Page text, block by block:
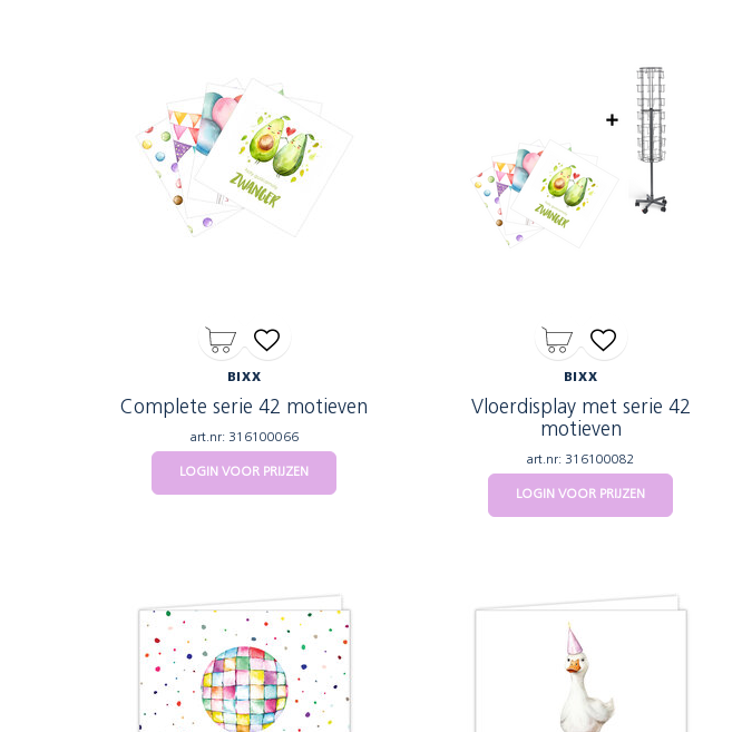
BIXX
Complete serie 42 motieven
art.nr: 316100066
LOGIN VOOR PRIJZEN
BIXX
Vloerdisplay met serie 42
motieven
art.nr: 316100082
LOGIN VOOR PRIJZEN